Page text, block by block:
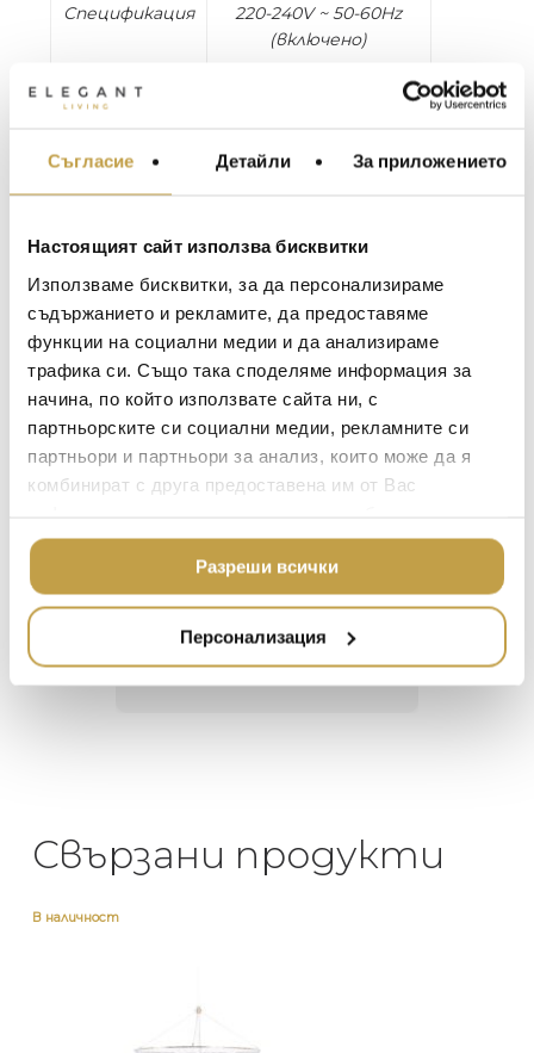
Съгласие Детайли За приложението
Настоящият сайт използва бисквитки
Използваме бисквитки, за да персонализираме
съдържанието и рекламите, да предоставяме
функции на социални медии и да анализираме
трафика си. Също така споделяме информация за
начина, по който използвате сайта ни, с
партньорските си социални медии, рекламните си
партньори и партньори за анализ, които може да я
комбинират с друга предоставена им от Вас
ползването от Ваша страна на услугите им.
Разреши всички
Персонализация
Спецификация
220-240V ~ 50-60Hz
(включено)
Кабел
MESHMATICS – грациозна висяща лампа,
създадена от един-единствен материал
прозрачност и светлина. Лека, въздушна и
в същото време приковаваща погледа,
лампата е подходяща за всяка от зоните
в интериора.
за
Георги Питов
Много интересни
предложения! Любезен
персонал.
Свързани продукти
В наличност
МЕБЕЛИ ЗА ДОМА И
ЗА МАСАТА
ТЕКСТИЛ ЗА ДОМА
АРОМАТИ ЗА ДОМА
ИЗКУСТВО И КНИГИ
ВИСОК КЛАС
МЕБЕЛИ
ПОДАРЪЦИ
BACCARAT
TOM DIXON
MICHAEL ARAM
ASSOULINE
SELETTI
DOLCE & GABBANA
ETHNICRAFT
ZUIVER
DUTCHBONE